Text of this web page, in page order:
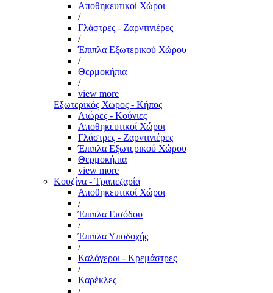
Αποθηκευτικοί Χώροι
/
Γλάστρες - Ζαρντινιέρες
/
Έπιπλα Εξωτερικού Χώρου
/
Θερμοκήπια
/
view more
Εξωτερικός Χώρος - Κήπος
Αιώρες - Κούνιες
Αποθηκευτικοί Χώροι
Γλάστρες - Ζαρντινιέρες
Έπιπλα Εξωτερικού Χώρου
Θερμοκήπια
view more
Κουζίνα - Τραπεζαρία
Αποθηκευτικοί Χώροι
/
Έπιπλα Εισόδου
/
Έπιπλα Υποδοχής
/
Καλόγεροι - Κρεμάστρες
/
Καρέκλες
/